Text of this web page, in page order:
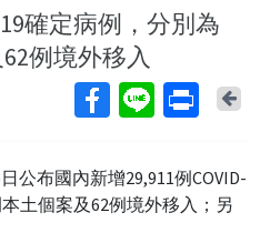
確定病例，分別為
例境外移入
公布國內新增29,911例COVID-
土個案及62例境外移入；另